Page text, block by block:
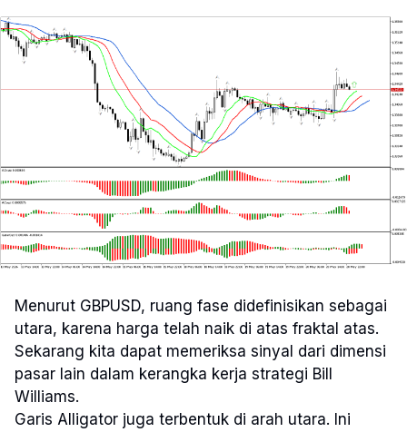
Menurut GBPUSD, ruang fase didefinisikan sebagai
utara, karena harga telah naik di atas fraktal atas.
Sekarang kita dapat memeriksa sinyal dari dimensi
pasar lain dalam kerangka kerja strategi Bill
Williams.
Garis Alligator juga terbentuk di arah utara. Ini